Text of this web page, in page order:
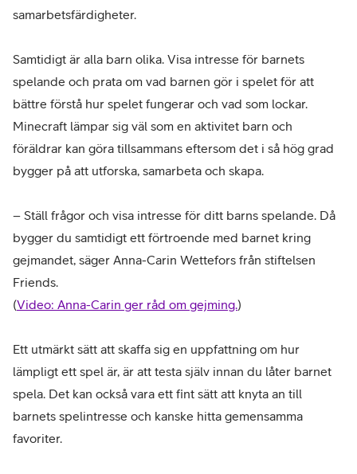
samarbetsfärdigheter.
Samtidigt är alla barn olika. Visa intresse för barnets
spelande och prata om vad barnen gör i spelet för att
bättre förstå hur spelet fungerar och vad som lockar.
Minecraft lämpar sig väl som en aktivitet barn och
föräldrar kan göra tillsammans eftersom det i så hög grad
bygger på att utforska, samarbeta och skapa.
– Ställ frågor och visa intresse för ditt barns spelande. Då
bygger du samtidigt ett förtroende med barnet kring
gejmandet, säger Anna-Carin Wettefors från stiftelsen
Friends.
(Video: Anna-Carin ger råd om gejming.)
Ett utmärkt sätt att skaffa sig en uppfattning om hur
lämpligt ett spel är, är att testa själv innan du låter barnet
spela. Det kan också vara ett fint sätt att knyta an till
barnets spelintresse och kanske hitta gemensamma
favoriter.